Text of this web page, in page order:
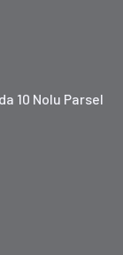
10 Nolu Parsel